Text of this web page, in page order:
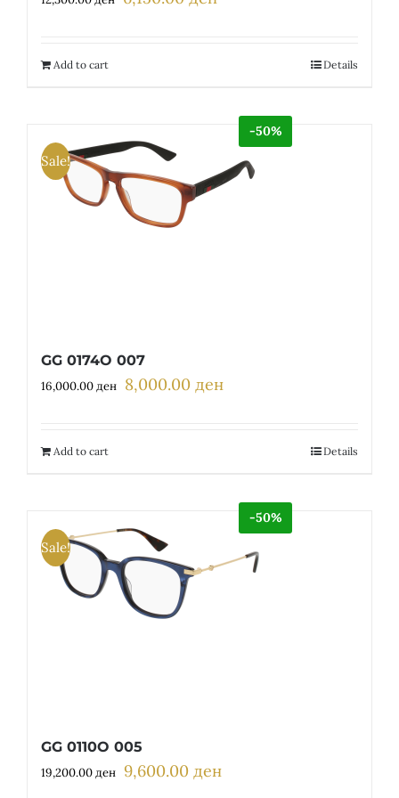
Add to cart Details
Sale!
-50%
GG 0174O 007
16,000.00ден Original
8,000.00 денCurrent
8,000.00 ден.
Add to cart Details
Sale!
-50%
GG 0110O 005
19,200.00ден Original
9,600.00 денCurrent